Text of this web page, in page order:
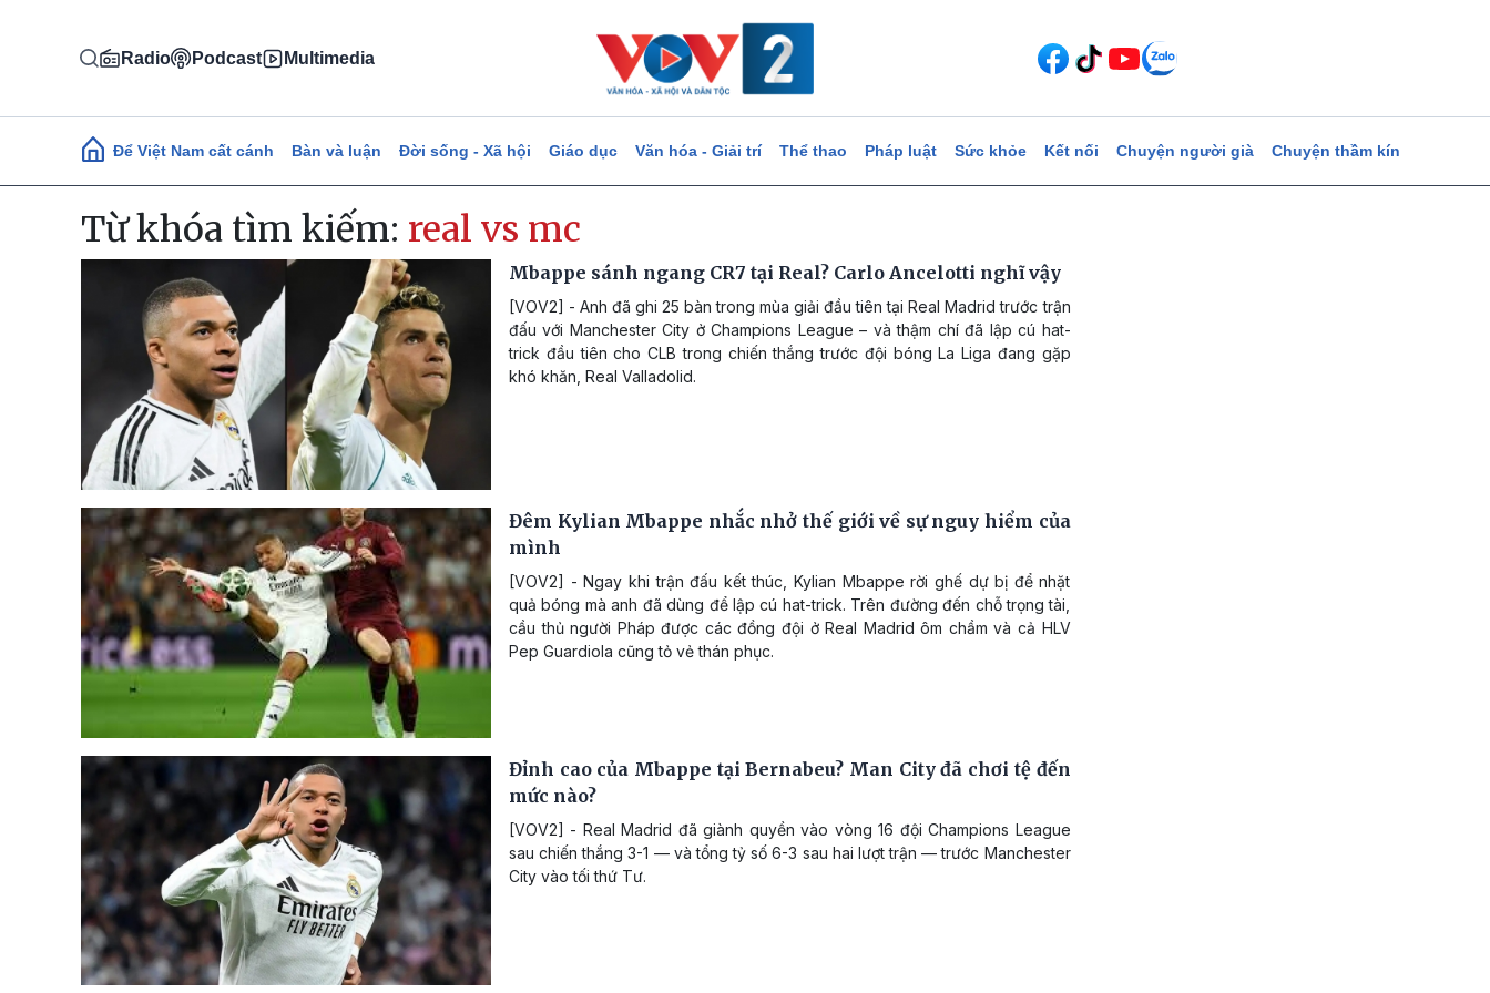
Radio Podcast Multimedia
Main navigation
Để Việt Nam cất cánh Bàn và luận Đời sống - Xã hội Giáo dục Văn hóa - Giải trí Thể thao Pháp luật Sức khỏe Kết nối Chuyện người già Chuyện thầm kín
Từ khóa tìm kiếm: real vs mc
Mbappe sánh ngang CR7 tại Real? Carlo Ancelotti nghĩ vậy
[VOV2] - Anh đã ghi 25 bàn trong mùa giải đầu tiên tại Real Madrid trước trận
đấu với Manchester City ở Champions League – và thậm chí đã lập cú hat-
trick đầu tiên cho CLB trong chiến thắng trước đội bóng La Liga đang gặp
khó khăn, Real Valladolid.
Đêm Kylian Mbappe nhắc nhở thế giới về sự nguy hiểm của
mình
[VOV2] - Ngay khi trận đấu kết thúc, Kylian Mbappe rời ghế dự bị để nhặt
quả bóng mà anh đã dùng để lập cú hat-trick. Trên đường đến chỗ trọng tài,
cầu thủ người Pháp được các đồng đội ở Real Madrid ôm chầm và cả HLV
Pep Guardiola cũng tỏ vẻ thán phục.
Đỉnh cao của Mbappe tại Bernabeu? Man City đã chơi tệ đến
mức nào?
[VOV2] - Real Madrid đã giành quyền vào vòng 16 đội Champions League
sau chiến thắng 3-1 — và tổng tỷ số 6-3 sau hai lượt trận — trước Manchester
City vào tối thứ Tư.